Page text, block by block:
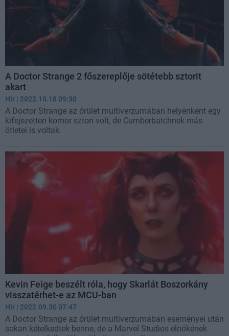
A Doctor Strange 2 főszereplője sötétebb sztorit
akart
Hír | 2022.10.18 09:30
A Doctor Strange az őrület multiverzumában helyenként egy
kifejezetten komor sztori volt, de Cumberbatchnek más
ötletei is voltak.
Kevin Feige beszélt róla, hogy Skarlát Boszorkány
visszatérhet-e az MCU-ban
Hír | 2022.09.30 07:47
A Doctor Strange az őrület multiverzumában eseményei után
sokan kételkedtek benne, de a Marvel Studios elnökének